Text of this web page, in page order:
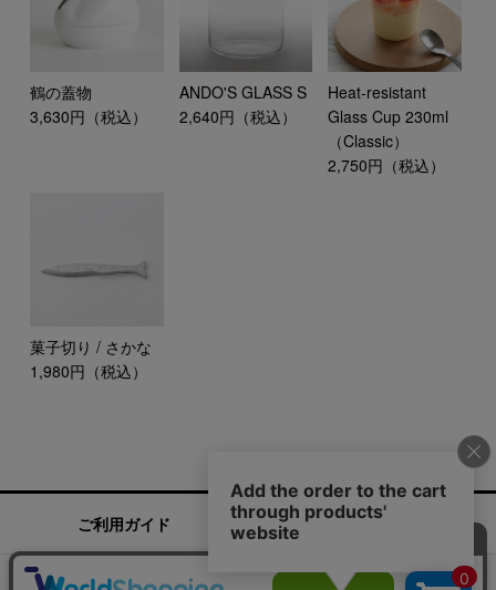
鶴の蓋物
3,630円（税込）
ANDO'S GLASS S
2,640円（税込）
Heat-resistant
Glass Cup 230ml
（Classic）
2,750円（税込）
菓子切り / さかな
1,980円（税込）
ご利用ガイド お問い合わせ 実店舗情報
運営会社 特定商取引法に基づく表記